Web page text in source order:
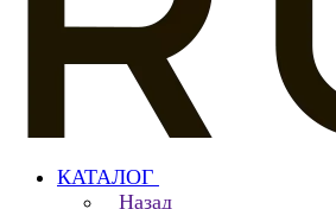
КАТАЛОГ
Назад